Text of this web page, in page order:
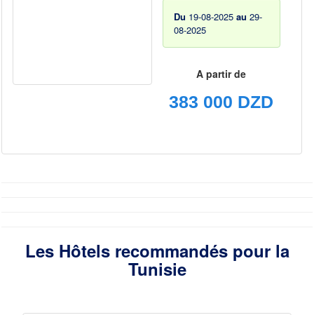
Du 19-08-2025 au 29-
08-2025
A partir de
383 000 DZD
Les Hôtels recommandés pour la
Tunisie